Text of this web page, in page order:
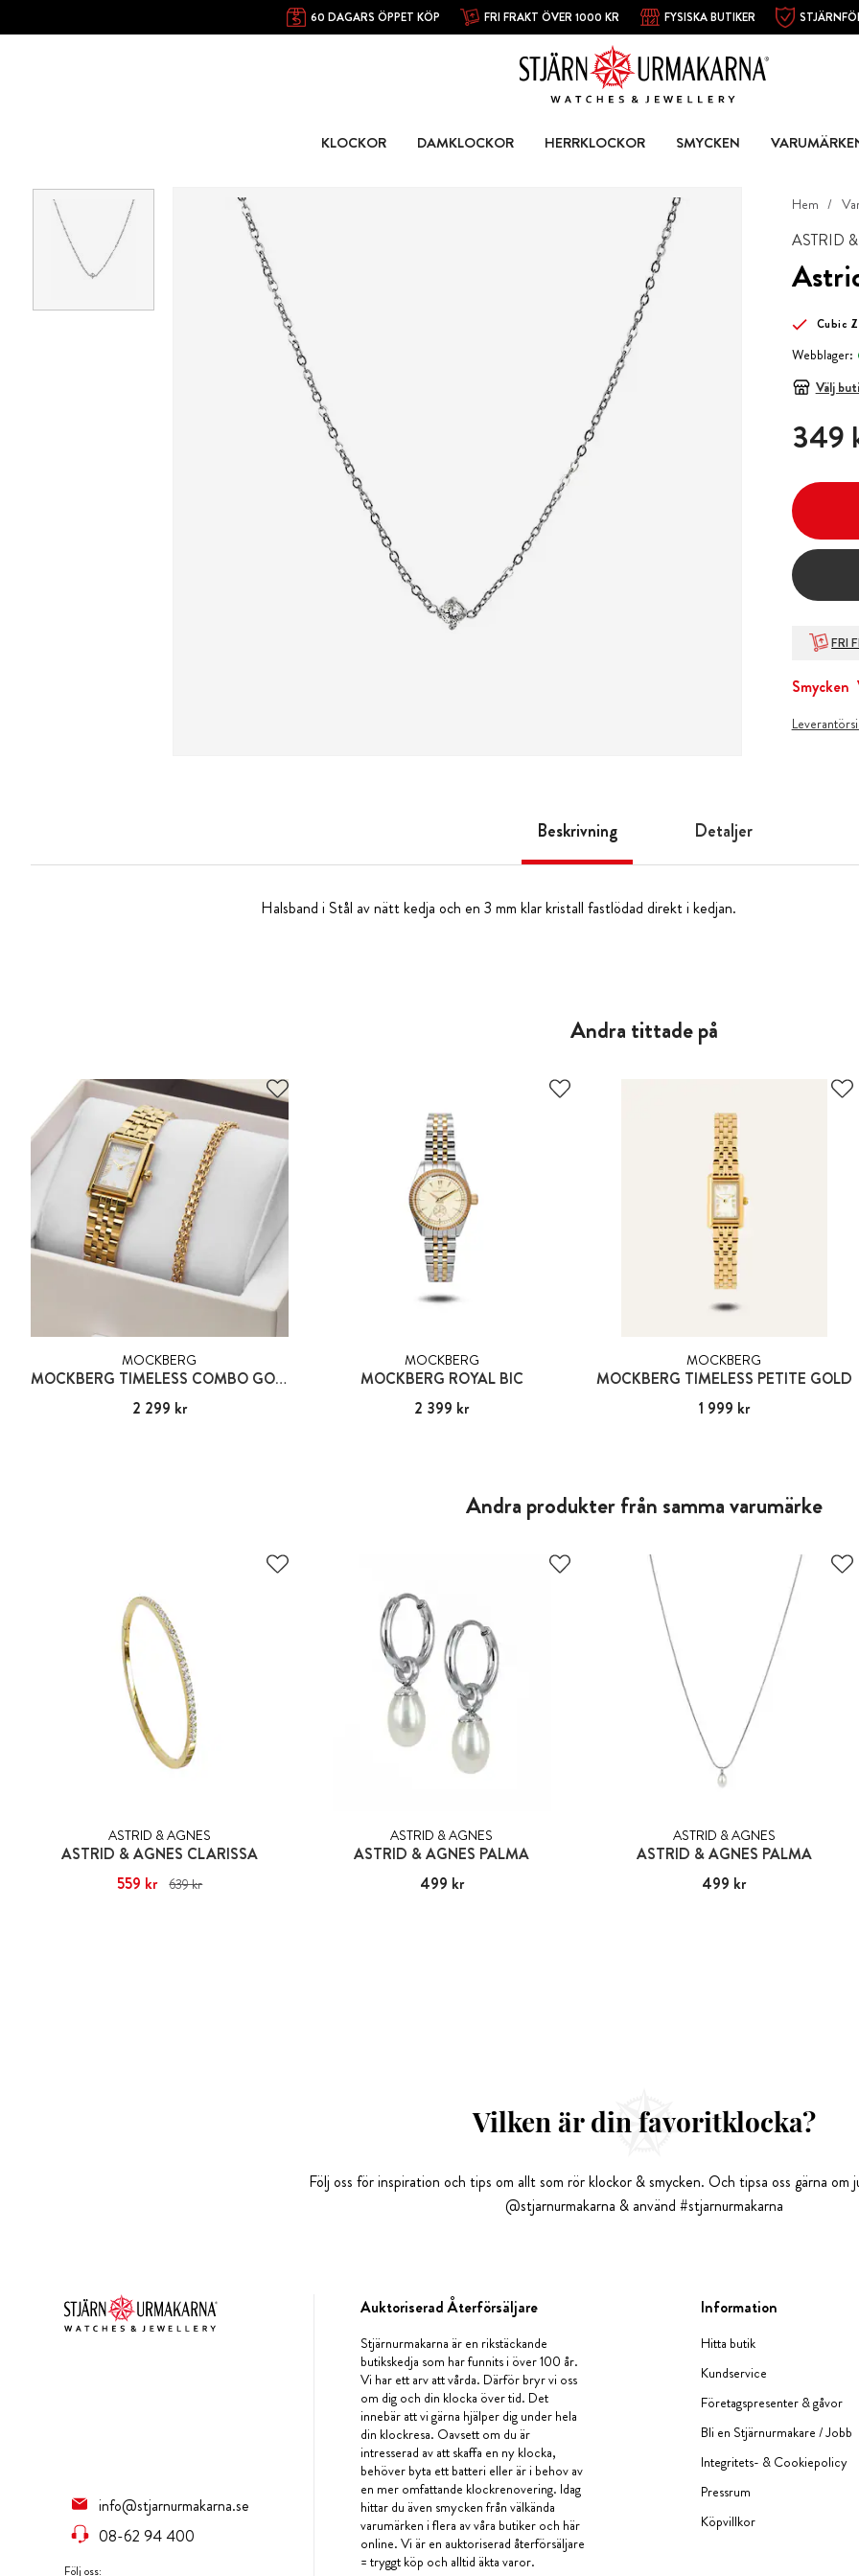
60 DAGARS ÖPPET KÖP FRI FRAKT ÖVER 1000 KR FYSISKA BUTIKER
KLOCKOR DAMKLOCKOR HERRKLOCKOR SMYCKEN
Hem
ASTRID
Cubic
Webblager:
Välj
Pris :349 kr
349
FRI
Smycken
Beskrivning Detaljer
Halsband i Stål av nätt kedja och en 3 mm klar kristall fastlödad direkt i kedjan.
Andra tittade på
MOCKBERG
MOCKBERG TIMELESS COMBO GOLD
Pris :2 299 kr
2 299 kr
MOCKBERG
MOCKBERG ROYAL BIC
Pris :2 399 kr
2 399 kr
MOCKBERG
MOCKBERG TIMELESS PETITE GOLD
Pris :1 999 kr
1 999 kr
Andra produkter från samma varumärke
ASTRID & AGNES
ASTRID & AGNES CLARISSA
Nuvarande pris :559 krTidigare pris
559 kr 639 kr
ASTRID & AGNES
ASTRID & AGNES PALMA
Pris:499 kr
499 kr
ASTRID & AGNES
ASTRID & AGNES PALMA
Pris:499 kr
499 kr
Vilken är din favoritklocka?
Följ oss för inspiration och tips om allt som rör klockor & smycken. Och tipsa oss gärna om
@stjarnurmakarna & använd #stjarnurmakarna
info@stjarnurmakarna.se
08-62 94 400
Följ oss:
Auktoriserad Återförsäljare
Stjärnurmakarna är en rikstäckande
butikskedja som har funnits i över 100 år.
Vi har ett arv att vårda. Därför bryr vi oss
om dig och din klocka över tid. Det
innebär att vi gärna hjälper dig under hela
din klockresa. Oavsett om du är
intresserad av att skaffa en ny klocka,
behöver byta ett batteri eller är i behov av
en mer omfattande klockrenovering. Idag
hittar du även smycken från välkända
varumärken i flera av våra butiker och här
online. Vi är en auktoriserad återförsäljare
= tryggt köp och alltid äkta varor.
Information
Hitta butik
Kundservice
Företagspresenter & gåvor
Bli en Stjärnurmakare / Jobb
Integritets- & Cookiepolicy
Pressrum
Köpvillkor